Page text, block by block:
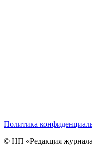
Политика
© НП «Редакция